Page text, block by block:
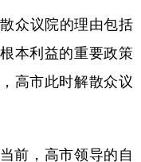
山西
众议院的理由包括
本利益的重要政策
高市此时解散众议
，高市领导的自